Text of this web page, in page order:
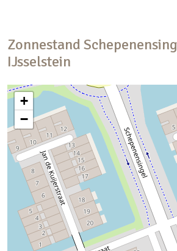
Zonnestand
IJsselstein
+
−